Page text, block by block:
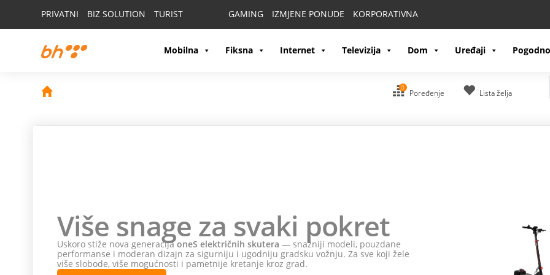
PRIVATNI BIZ SOLUTION TURIST GAMING IZMJENE PONUDE KORPORATIVNA
Mobilna Fiksna Internet Televizija Dom Uređaji
0
Poređenje Lista želja
Više snage za svaki pokret
Uskoro stiže nova generacijaoneS električnih skutera — snažniji modeli, pouzdane
performanse i moderan dizajn za sigurniju i ugodniju gradsku vožnju. Za sve koji žele
više slobode, više mogućnosti i pametnije kretanje kroz grad.